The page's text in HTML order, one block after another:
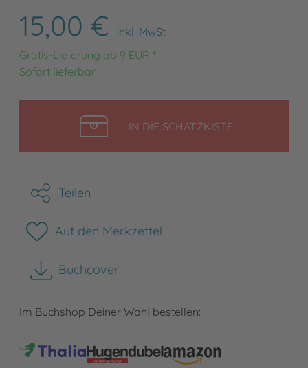
15,00 €
inkl. MwSt
Gratis-Lieferung ab 9 EUR *
Sofort lieferbar
IN DIE SCHATZKISTELEGEN
Teilen
Auf den Merkzettel
Buchcover
herunterladen
Im Buchshop Deiner Wahl bestellen: